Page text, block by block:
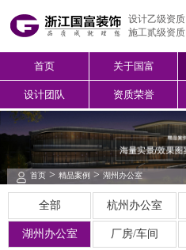
设计乙级资质
施工贰级资质
首页 关于国富
设计团队 资质荣誉
首页> 精品案例>湖州办公室
全部 杭州办公室
湖州办公室 厂房/车间